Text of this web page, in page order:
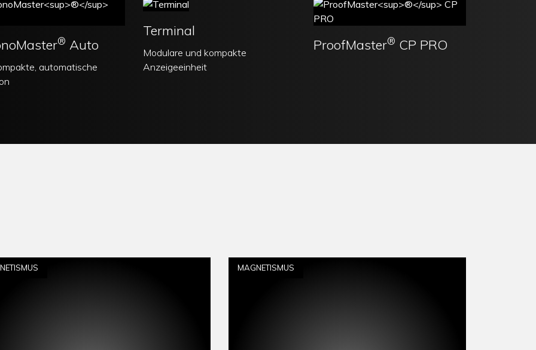
® Auto
automatische
Terminal
Modulare und kompakte
Anzeigeeinheit
ProofMaster® CP PRO
MAGNETISMUS